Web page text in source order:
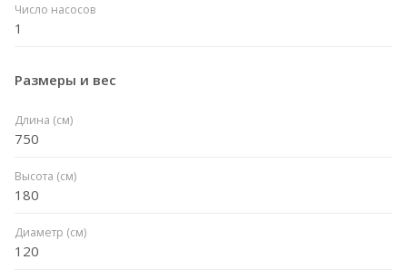
Число насосов
1
Размеры и вес
Длина (см)
750
Высота (см)
180
Диаметр (см)
120